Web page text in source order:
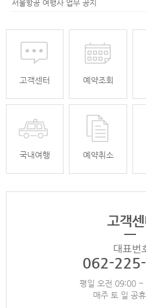
서울항공 여행사 업무 공지
고객센터 예약조회
국내여행 예약취소
고객센
대표번
062-
평일 오전 09:00 ~
매주 토 일 공